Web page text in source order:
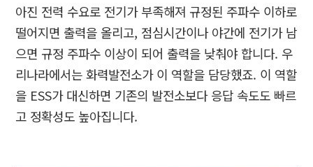
아진 전력 수요로 전기가 부족해져 규정된 주파수 이하로
떨어지면 출력을 올리고, 점심시간이나 야간에 전기가 남
으면 규정 주파수 이상이 되어 출력을 낮춰야 합니다. 우
리나라에서는 화력발전소가 이 역할을 담당했죠. 이 역할
을 ESS가 대신하면 기존의 발전소보다 응답 속도도 빠르
고 정확성도 높아집니다.